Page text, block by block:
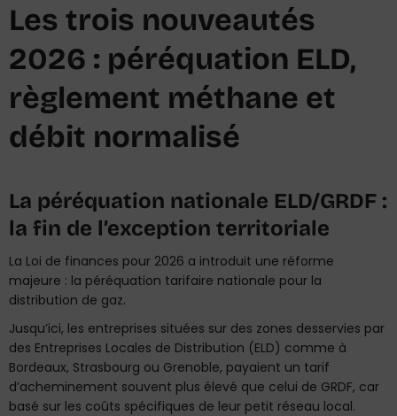
Les trois nouveautés
2026 : péréquation ELD,
règlement méthane et
débit normalisé
La péréquation nationale ELD/GRDF :
la fin de l’exception territoriale
La Loi de finances pour 2026 a introduit une réforme
majeure : la péréquation tarifaire nationale pour la
distribution de gaz.
Jusqu’ici, les entreprises situées sur des zones desservies par
des Entreprises Locales de Distribution (ELD) comme à
Bordeaux, Strasbourg ou Grenoble, payaient un tarif
d’acheminement souvent plus élevé que celui de GRDF, car
basé sur les coûts spécifiques de leur petit réseau local.